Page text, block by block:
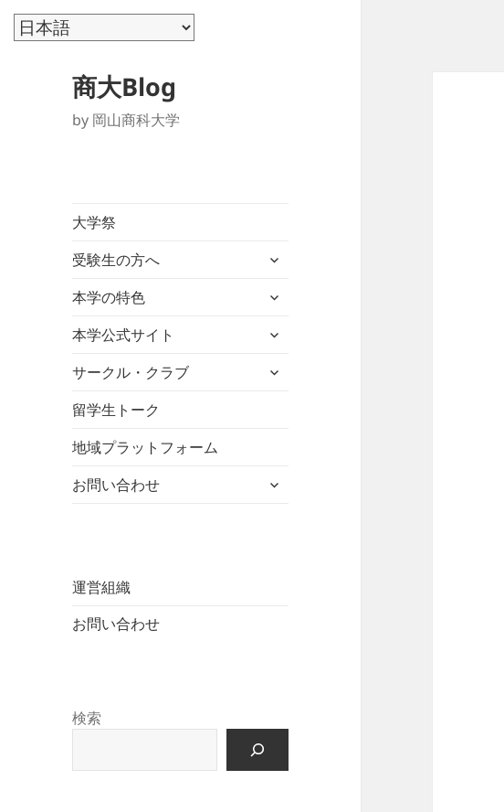
商大Blog
by 岡山商科大学
大学祭
受験生の方へ
サ
メ
ュ
を
本学の特色
サ
メ
ュ
本学公式サイト
サ
メ
サークル・クラブ
サ
を
留学生トーク
地域プラットフォーム
お問い合わせ
サ
運営組織
お問い合わせ
検索